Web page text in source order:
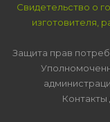
Свидетельство о
изготовителя,
Защита прав